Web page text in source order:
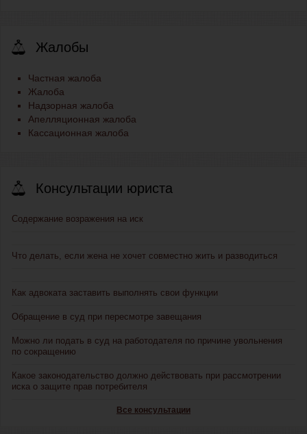
Жалобы
Частная жалоба
Жалоба
Надзорная жалоба
Апелляционная жалоба
Кассационная жалоба
Консультации юриста
Содержание возражения на иск
Что делать, если жена не хочет совместно жить и разводиться
Как адвоката заставить выполнять свои функции
Обращение в суд при пересмотре завещания
Можно ли подать в суд на работодателя по причине увольнения
по сокращению
Какое законодательство должно действовать при рассмотрении
иска о защите прав потребителя
Все консультации